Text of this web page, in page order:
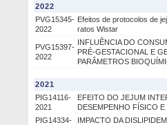
2022
PVG15345-
2022
Efeitos de protocolos de
ratos Wistar
PVG15397-
2022
INFLUÊNCIA DO
PRÉ-GESTACIONAL E
PARÂMETROS
2021
PIG14116-
2021
EFEITO DO JEJUM
DESEMPENHO FÍSICO
PIG14334-
IMPACTO DA